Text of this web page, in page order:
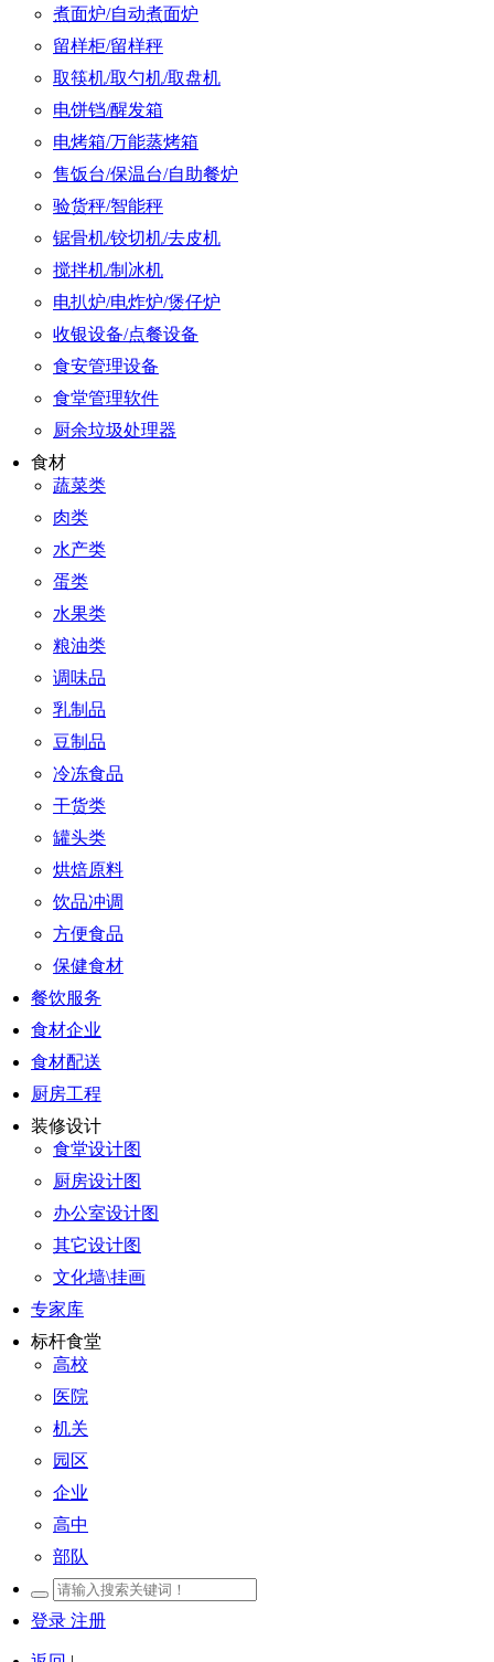
煮面炉/自动煮面炉
留样柜/留样秤
取筷机/取勺机/取盘机
电饼铛/醒发箱
电烤箱/万能蒸烤箱
售饭台/保温台/自助餐炉
验货秤/智能秤
锯骨机/铰切机/去皮机
搅拌机/制冰机
电扒炉/电炸炉/煲仔炉
收银设备/点餐设备
食安管理设备
食堂管理软件
厨余垃圾处理器
食材
蔬菜类
肉类
水产类
蛋类
水果类
粮油类
调味品
乳制品
豆制品
冷冻食品
干货类
罐头类
烘焙原料
饮品冲调
方便食品
保健食材
餐饮服务
食材企业
食材配送
厨房工程
装修设计
食堂设计图
厨房设计图
办公室设计图
其它设计图
文化墙\挂画
专家库
标杆食堂
高校
医院
机关
园区
企业
高中
部队
登录 注册